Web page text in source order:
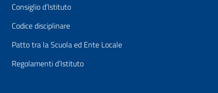
Consiglio d’Istituto
Codice disciplinare
Patto tra la Scuola ed Ente Locale
Regolamenti d’Istituto